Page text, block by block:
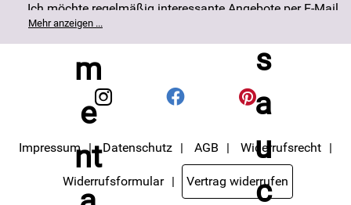
Ich möchte regelmäßig interessante Angebote per E-Mail
erhalten. Meine E-Mail-Adresse wird nicht an andere
Unternehmen weitergegeben. Die Einwilligung zur
Nutzung meiner E-Mail- Adresse für Werbezwecke kann
Datenschutzerklärung habe ich zur Kenntnis
genommen.
Mehr anzeigen ...
Impressum Datenschutz AGB Widerrufsrecht
Widerrufsformular Vertrag widerrufen